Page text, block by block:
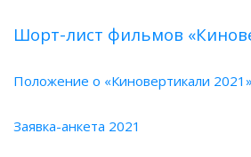
Шорт-лист фильмов
Положение о «Киновертикали 2021»
Заявка-анкета 2021